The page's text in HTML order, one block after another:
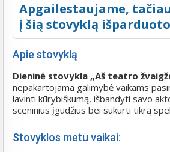
Apgailestaujame,
į šią stovyklą
Apie stovyklą
Dieninė stovykla „Aš teatro
nepakartojama galimybė vaikams
lavinti kūrybiškumą, išbandyti savo
sceninius įgūdžius bei sukurti tikrą
Stovyklos metu vaikai: